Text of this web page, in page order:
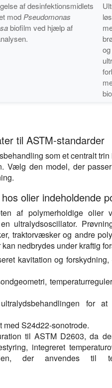
af desinfektionsmidlets
modPseudomonas
biofilm ved hjælp af
til ASTM-standarder
som et centralt
Vælg den model, der
olier indeholdende
af polymerholdige
ultralydsoscillator.
traktorvæsker og andre
nedbrydes under kraftig
kavitation og
for at
S24d22-sonotrode.
til ASTM D2603, da
integreret
der anvendes